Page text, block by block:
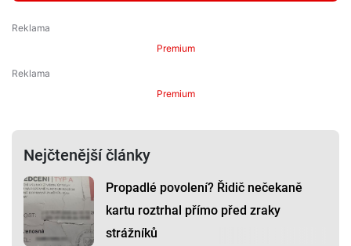
Premium
Premium
Nejčtenější články
Propadlé povolení? Řidič nečekaně
kartu roztrhal přímo před zraky
strážníků